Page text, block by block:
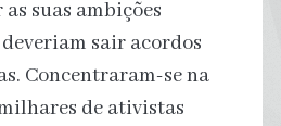
suas ambições
sair acordos
Concentraram-se na
de ativistas